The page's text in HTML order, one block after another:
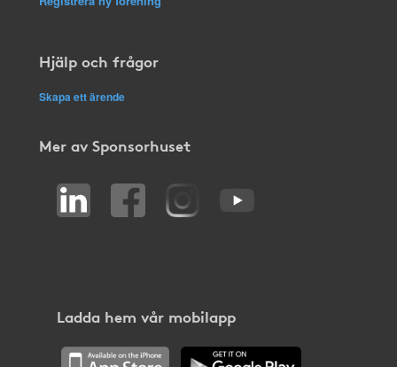
Hjälp och frågor
Skapa ett ärende
Mer av Sponsorhuset
Ladda hem vår mobilapp